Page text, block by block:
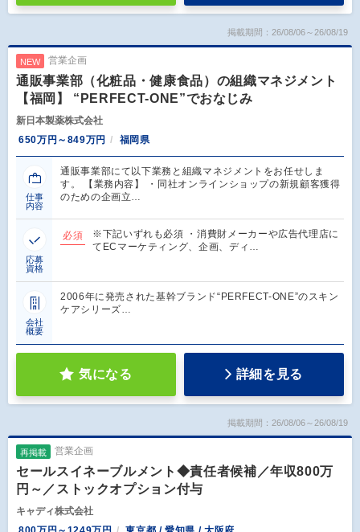
掲載期間：26/08/06～26/08/19
NEW 営業企画
通販事業部（化粧品・健康食品）の組織マネジメント
【福岡】 “PERFECT-ONE”でおなじみ
新日本製薬株式会社
650万円～849万円
福岡県
仕事
内容
通販事業部にて以下業務と組織マネジメントをお任せしま
す。 【業務内容】 ・同社オンラインショップの新規顧客獲得
のための企画立…
応募
資格
必須
※下記いずれも必須 ・消費財メーカーや広告代理店に
てECマーケティング、企画、ディ…
会社
概要
2006年に発売された基幹ブランド“PERFECT-ONE”のスキン
ケアシリーズ…
気になる 詳細を見る
掲載期間：26/08/06～26/08/19
再掲載 営業企画
セールスイネーブルメント◆責任者候補／年収800万
円～／ストックオプション付与
キャディ株式会社